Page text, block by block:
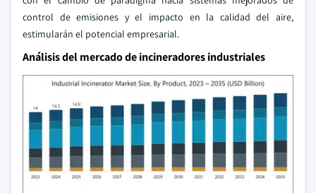
control de emisiones y el impacto en la calidad del aire,
estimularán el potencial empresarial.
Análisis del mercado de incineradores industriales